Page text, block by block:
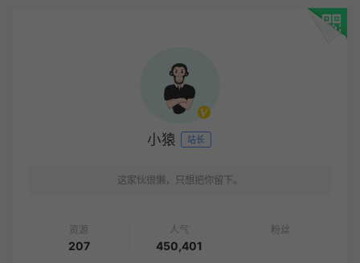
小猿 站长
这家伙很懒，只想把你留下。
资源
207
人气
450,401
粉丝